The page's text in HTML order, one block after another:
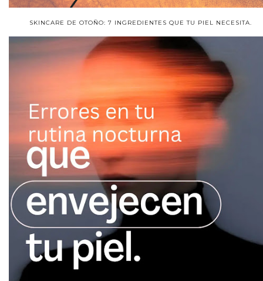
SKINCARE DE OTOÑO: 7 INGREDIENTES QUE TU PIEL NECESITA.